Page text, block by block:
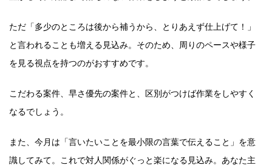
ただ「多少のところは後から補うから、とりあえず仕上げて！」
と言われることも増える見込み。そのため、周りのペースや様子
を見る視点を持つのがおすすめです。
こだわる案件、早さ優先の案件と、区別がつけば作業をしやすく
なるでしょう。
また、今月は「言いたいことを最小限の言葉で伝えること」を意
識してみて。これで対人関係がぐっと楽になる見込み。あなた主